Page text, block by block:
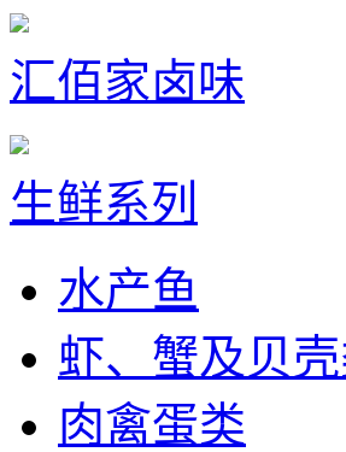
汇佰家卤味
生鲜系列
水产鱼
虾、蟹及贝
肉禽蛋类